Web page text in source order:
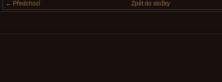
← Předchozí Zpět do složky